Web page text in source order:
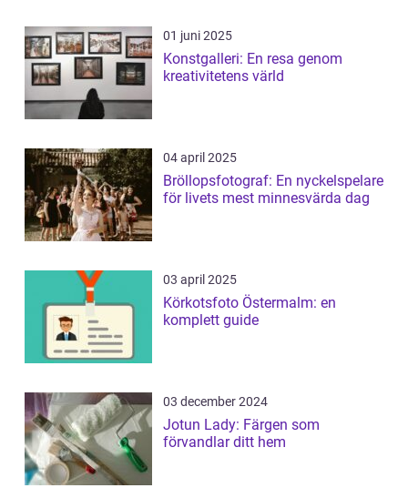
01 juni 2025
Konstgalleri: En resa genom
kreativitetens värld
04 april 2025
Bröllopsfotograf: En nyckelspelare
för livets mest minnesvärda dag
03 april 2025
Körkotsfoto Östermalm: en
komplett guide
03 december 2024
Jotun Lady: Färgen som
förvandlar ditt hem